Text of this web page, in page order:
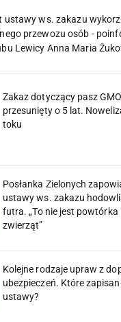
ustawy ws. zakazu
przewozu osób -
Lewicy Anna Maria
Zakaz dotyczący pasz
przesunięty o 5 lat.
toku
Posłanka Zielonych
ustawy ws. zakazu
futra. „To nie jest powtórka
zwierząt”
Kolejne rodzaje upraw z
ubezpieczeń. Które
ustawy?